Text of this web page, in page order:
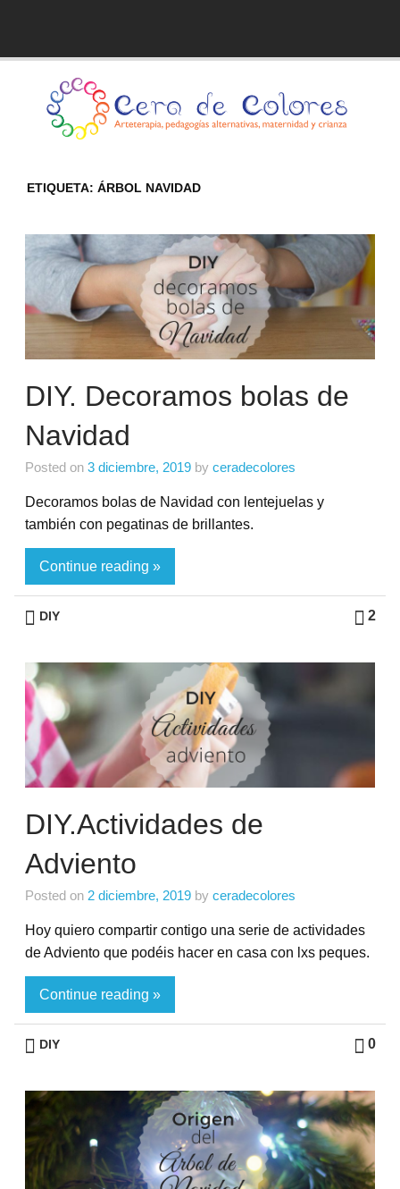
ETIQUETA:ÁRBOL NAVIDAD
DIY. Decoramos bolas de
Navidad
Posted on 3 diciembre, 2019 by ceradecolores
Decoramos bolas de Navidad con lentejuelas y
también con pegatinas de brillantes.
Continue reading »
2
DIY
DIY.Actividades de
Adviento
Posted on 2 diciembre, 2019 by ceradecolores
Hoy quiero compartir contigo una serie de actividades
de Adviento que podéis hacer en casa con lxs peques.
Continue reading »
0
DIY